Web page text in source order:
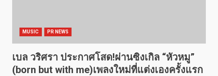
MUSIC PR NEWS
เบล วริศรา ประกาศโสด!ผ่านซิงเกิล “หัวหมู”
(born but with me)เพลงใหม่ที่แต่งเองครั้งแรก